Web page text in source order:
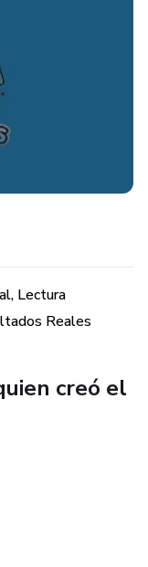
por el ecosistema
Lectura
Reales
creó el